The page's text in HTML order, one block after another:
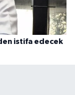
istifa edecek